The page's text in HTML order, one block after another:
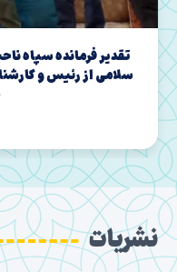
برگزاری مراسم
حراست اداره کل
نشریات